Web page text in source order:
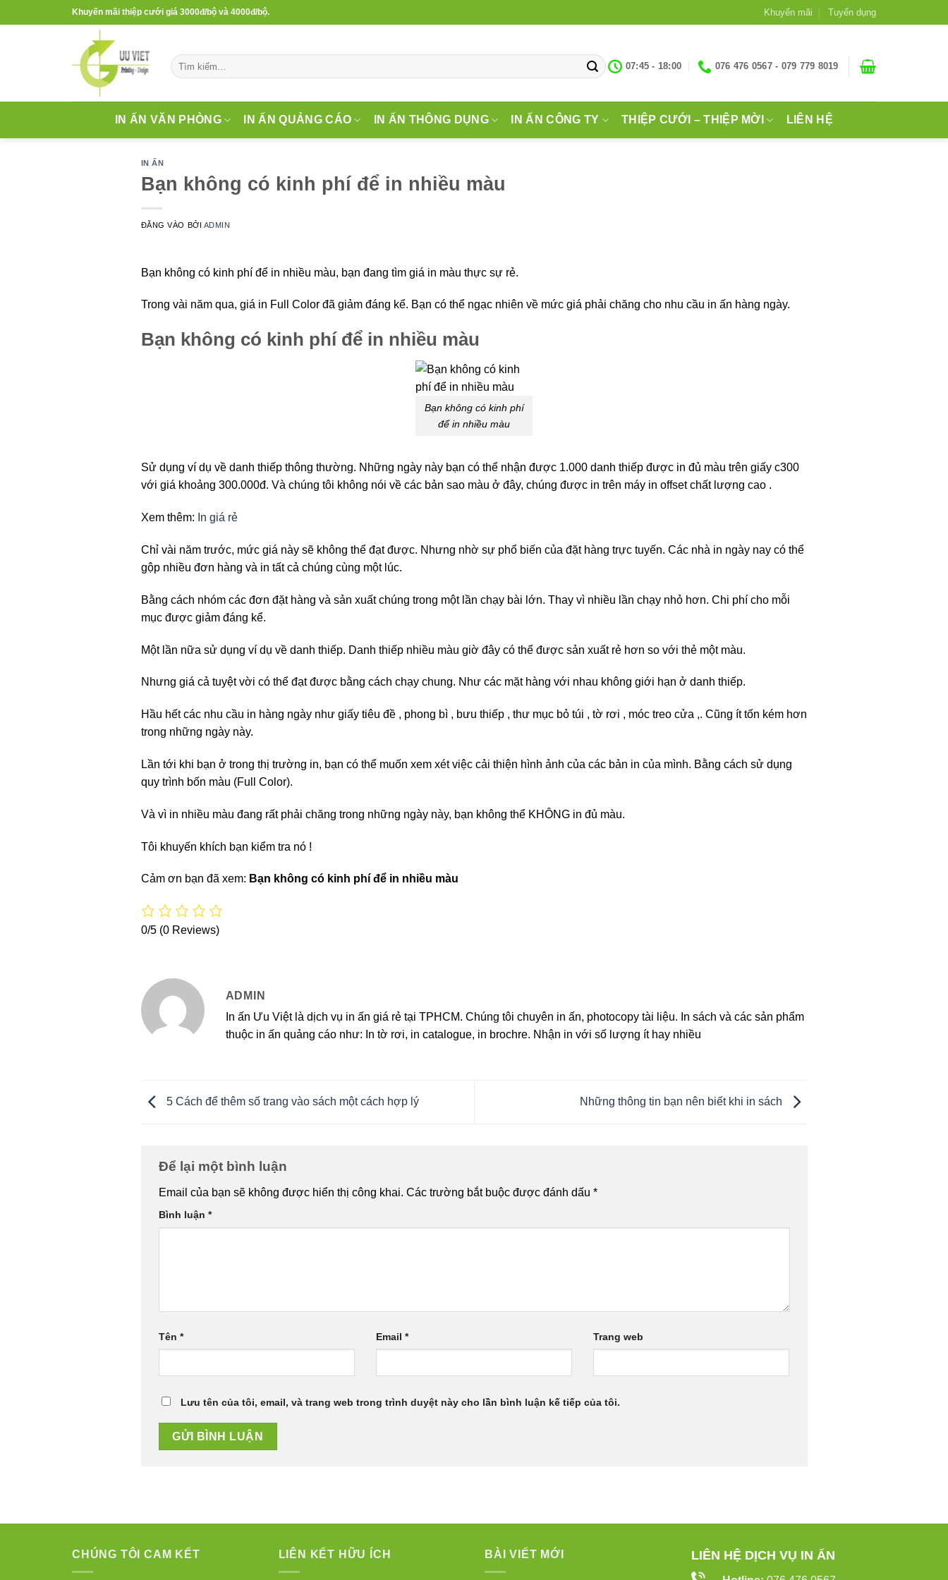
qua
Khuyến mãi thiệp cưới giá 3000đ/bộ và 4000đ/bộ. Khuyến mãi Tuyển dụng
Tìm
kiếm:
07:45 - 18:00 076 476 0567 - 079 779 8019
IN ẤN VĂN PHÒNG IN ẤN QUẢNG CÁO IN ẤN THÔNG DỤNG IN ẤN CÔNG TY THIỆP CƯỚI – THIỆP MỜI LIÊN HỆ
IN ẤN
Bạn không có kinh phí để in nhiều màu
ĐĂNG VÀO BỞI ADMIN
Bạn không có kinh phí để in nhiều màu, bạn đang tìm giá in màu thực sự rẻ.
Trong vài năm qua, giá in Full Color đã giảm đáng kể. Bạn có thể ngạc nhiên về mức giá phải chăng cho nhu cầu in ấn hàng ngày.
Bạn không có kinh phí để in nhiều màu
Bạn không có kinh phí
để in nhiều màu
Sử dụng ví dụ về danh thiếp thông thường. Những ngày này bạn có thể nhận được 1.000 danh thiếp được in đủ màu trên giấy c300
với giá khoảng 300.000đ. Và chúng tôi không nói về các bản sao màu ở đây, chúng được in trên máy in offset chất lượng cao .
Xem thêm: In giá rẻ
Chỉ vài năm trước, mức giá này sẽ không thể đạt được. Nhưng nhờ sự phổ biến của đặt hàng trực tuyến. Các nhà in ngày nay có thể
gộp nhiều đơn hàng và in tất cả chúng cùng một lúc.
Bằng cách nhóm các đơn đặt hàng và sản xuất chúng trong một lần chạy bài lớn. Thay vì nhiều lần chạy nhỏ hơn. Chi phí cho mỗi
mục được giảm đáng kể.
Một lần nữa sử dụng ví dụ về danh thiếp. Danh thiếp nhiều màu giờ đây có thể được sản xuất rẻ hơn so với thẻ một màu.
Nhưng giá cả tuyệt vời có thể đạt được bằng cách chạy chung. Như các mặt hàng với nhau không giới hạn ở danh thiếp.
Hầu hết các nhu cầu in hàng ngày như giấy tiêu đề , phong bì , bưu thiếp , thư mục bỏ túi , tờ rơi , móc treo cửa ,. Cũng ít tốn kém hơn
trong những ngày này.
Lần tới khi bạn ở trong thị trường in, bạn có thể muốn xem xét việc cải thiện hình ảnh của các bản in của mình. Bằng cách sử dụng
quy trình bốn màu (Full Color).
Và vì in nhiều màu đang rất phải chăng trong những ngày này, bạn không thể KHÔNG in đủ màu.
Tôi khuyến khích bạn kiểm tra nó !
Cảm ơn bạn đã xem: Bạn không có kinh phí để in nhiều màu
0/5 (0 Reviews)
ADMIN
In ấn Ưu Việt là dịch vụ in ấn giá rẻ tại TPHCM. Chúng tôi chuyên in ấn, photocopy tài liệu. In sách và các sản phẩm
thuộc in ấn quảng cáo như: In tờ rơi, in catalogue, in brochre. Nhận in với số lượng ít hay nhiều
5 Cách để thêm số trang vào sách một cách hợp lý Những thông tin bạn nên biết khi in sách
Để lại một bình luận
Email của bạn sẽ không được hiển thị công khai. Các trường bắt buộc được đánh dấu *
Bình luận *
Tên * Email * Trang web
Lưu tên của tôi, email, và trang web trong trình duyệt này cho lần bình luận kế tiếp của tôi.
CHÚNG TÔI CAM KẾT LIÊN KẾT HỮU ÍCH BÀI VIẾT MỚI LIÊN HỆ DỊCH VỤ IN ẤN